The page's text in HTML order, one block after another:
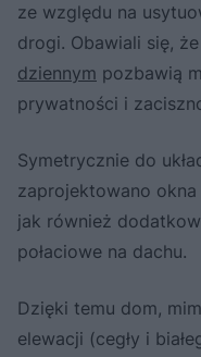
ze względu na
drogi. Obawiali się,
dziennym pozbawią
prywatności i
Symetrycznie do
zaprojektowano
jak również
połaciowe na dachu.
Dzięki temu dom,
elewacji (cegły i